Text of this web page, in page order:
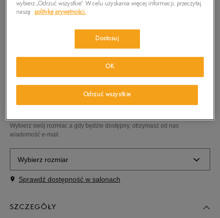
TIMBERLAND PLAIN TOE OX
100zł
Wybierz swój rozmiar, a gdy będzie dostępny, otrzymasz od nas
wiadomość e-mail.
Wybierz rozmiar
Rozmiary EU
41 25,5 cm
Sprawdź dostępność w salonach
SZCZEGÓŁY
wybierz „Odrzuć wszystkie”. W celu uzyskania więcej informacji, przeczytaj
naszą
politykę prywatności.
Dostosuj
Odrzuć wszystkie
OK